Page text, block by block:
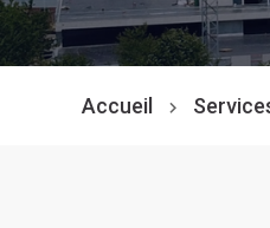
Accueil